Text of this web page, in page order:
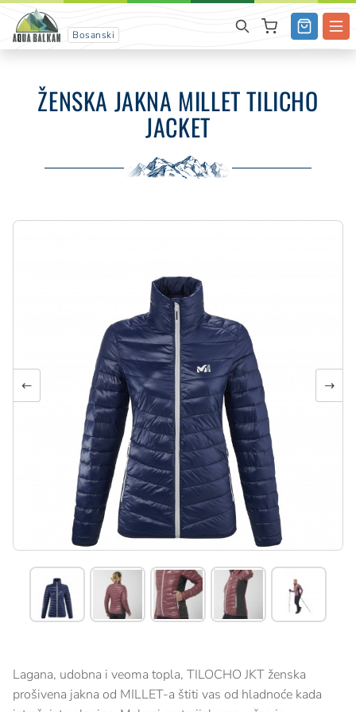
Bosanski
ŽENSKA JAKNA MILLET TILICHO
JACKET
← →
Lagana, udobna i veoma topla, TILOCHO JKT ženska
prošivena jakna od MILLET-a štiti vas od hladnoće kada